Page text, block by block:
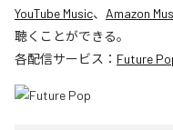
YouTube Music、 Amazon
聴くことができる。
各配信サービス： Future